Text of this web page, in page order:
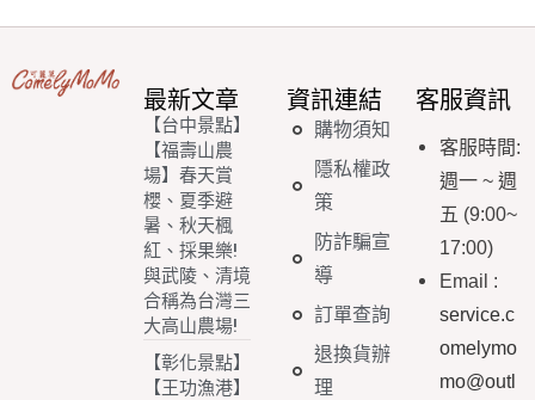
最新文章
【台中景點】
【福壽山農
場】春天賞
櫻、夏季避
暑、秋天楓
紅、採果樂!
與武陵、清境
合稱為台灣三
大高山農場!
【彰化景點】
【王功漁港】
資訊連結
購物須知
隱私權政
策
防詐騙宣
導
訂單查詢
退換貨辦
理
客服資訊
客服時間:
週一 ~ 週
五 (9:00~
17:00)
Email :
service.c
omelymo
mo@outl